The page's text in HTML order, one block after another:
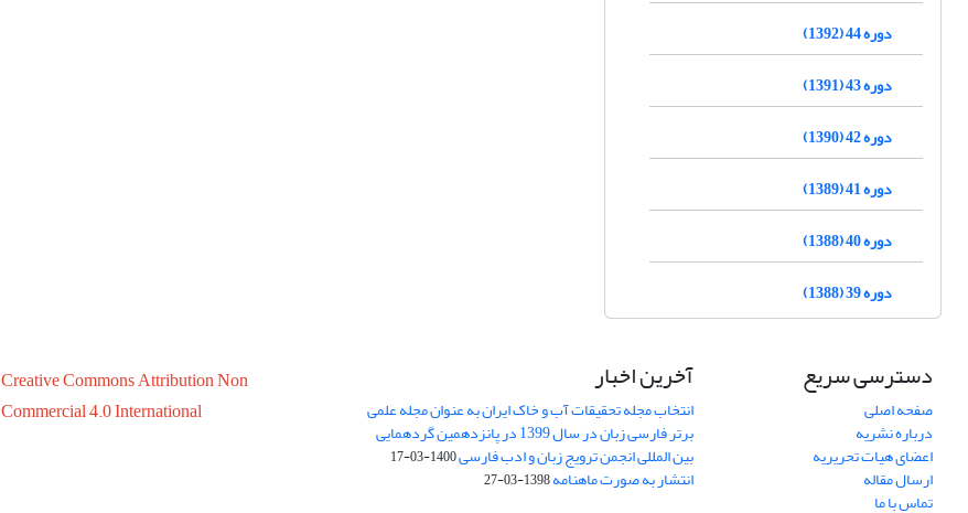
دوره 44 (1392)
دوره 43 (1391)
دوره 42 (1390)
دوره 41 (1389)
دوره 40 (1388)
دوره 39 (1388)
دسترسی سریع
صفحه اصلی
درباره نشریه
اعضای هیات تحریریه
ارسال مقاله
تماس با ما
آخرین اخبار
انتخاب مجله تحقیقات آب و خاک ایران به عنوان مجله علمی
برتر فارسی زبان در سال 1399 در پانزدهمین گردهمایی
بین المللی انجمن ترویج زبان و ادب فارسی1400-03-17
انتشار به صورت ماهنامه1398-03-27
Creative Commons Attribution Non
Commercial 4.0 International